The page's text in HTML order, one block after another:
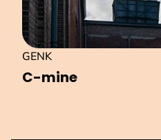
C-mine
GENK